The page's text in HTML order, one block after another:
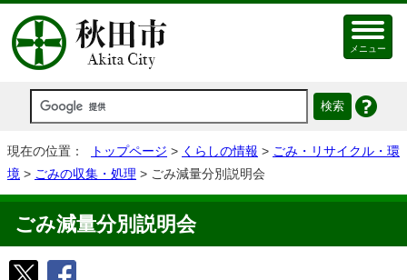
メニュー
現在の位置： トップページ > くらしの情報 > ごみ・リサイクル・環
境 > ごみの収集・処理 > ごみ減量分別説明会
ごみ減量分別説明会